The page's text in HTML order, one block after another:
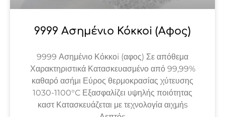
9999 Ασημένιο Κόκκοi (αφος)
9999 Ασημένιο Κόκκοi (αφος) Σε απόθεμα
Χαρακτηριστικά Κατασκευασμένο από 99,99%
καθαρό ασήμι Εύρος θερμοκρασίας χύτευσης
1030-1100°C Εξασφαλίζει υψηλής ποιότητας
καστ Κατασκευάζεται με τεχνολογία αιχμήs